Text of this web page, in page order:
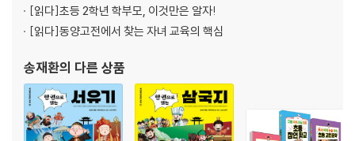
21. 장유유서 長幼有序
22. 죽마고우 竹馬故友
3장. 노력과 성공 편 : 스스로를 바로 세우는 일
24. 개과천선 改過遷善
[읽다]초등 2학년 학부모, 이것만은 알자!
[읽다]동양고전에서 찾는 자녀 교육의 핵심
송재환의 다른 상품